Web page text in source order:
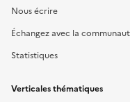
Nous écrire
Échangez avec la
Statistiques
Verticales thématiques